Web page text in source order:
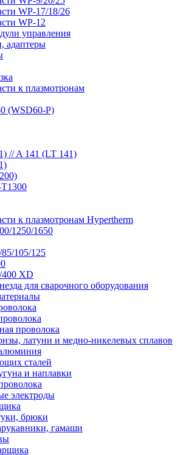
WP-17/18/26
WP-12
управления
адаптеры
к плазмотронам
(WSD60-P)
// A 141 (LT 141)
к плазмотронам Hypertherm
1250/1650
105/125
400 XD
для сварочного оборудования
проволока
латуни и медно-никелевых сплавов
сталей
и наплавки
электроды
брюки
гамаши